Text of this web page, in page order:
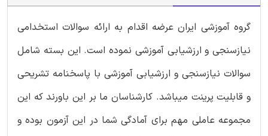
گروه آموزشی ایران عرضه اقدام به ارائه سوالات استخدامی
نیازسنجی و ارزشیابی آموزشی نموده است. این بسته شامل
سوالات نیازسنجی و ارزشیابی آموزشی با پاسخنامه تشریحی
و قابلیت پرینت میباشد. کارشناسان ما بر این باورند که این
مجموعه عاملی مهم برای آمادگی شما در این آزمون بوده و